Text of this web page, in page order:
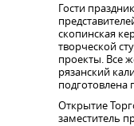
Гости
скопинская
творческой
проекты. Все
рязанский
Открытие
заместитель